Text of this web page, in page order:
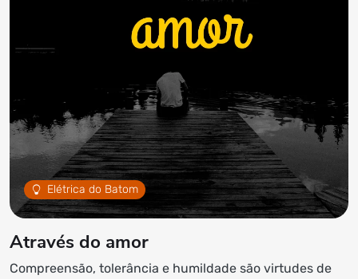
Elétrica do Batom
Através do amor
Compreensão, tolerância e humildade são virtudes de